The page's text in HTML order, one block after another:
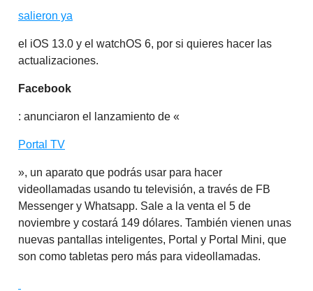
salieron ya
el iOS 13.0 y el watchOS 6, por si quieres hacer las
actualizaciones.
Facebook
: anunciaron el lanzamiento de «
Portal TV
», un aparato que podrás usar para hacer
videollamadas usando tu televisión, a través de FB
Messenger y Whatsapp. Sale a la venta el 5 de
noviembre y costará 149 dólares. También vienen unas
nuevas pantallas inteligentes, Portal y Portal Mini, que
son como tabletas pero más para videollamadas.